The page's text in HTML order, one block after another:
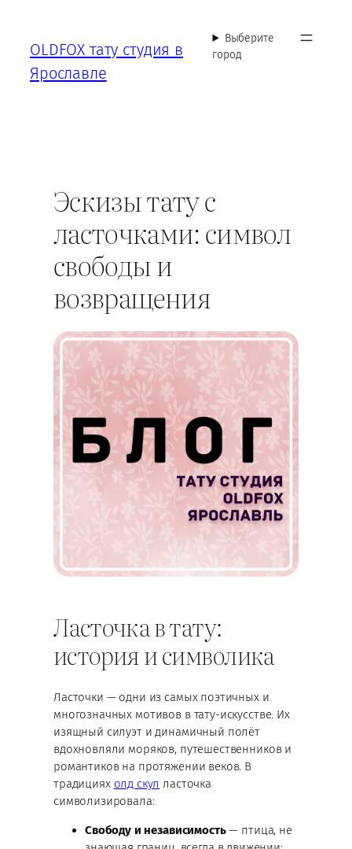
содержимому
OLDFOX тату студия в
Ярославле
Выберите
город
Эскизы тату с
ласточками: символ
свободы и
возвращения
Ласточка в тату:
история и символика
Ласточки — одни из самых поэтичных и
многозначных мотивов в тату-искусстве. Их
изящный силуэт и динамичный полёт
вдохновляли моряков, путешественников и
романтиков на протяжении веков. В
традициях олд скул ласточка
символизировала:
Свободу и независимость— птица, не